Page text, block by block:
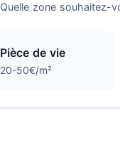
Quelle zone souhaitez-
Pièce de vie
20-50€/m²